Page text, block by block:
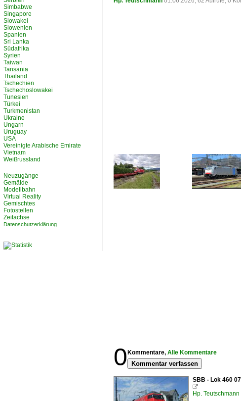
0 Kommentare, Alle Kommentare
Kommentar verfassen
SBB - Lok 460

Hp. Teutschmann
Simbabwe
Singapore
Slowakei
Slowenien
Spanien
Sri Lanka
Südafrika
Syrien
Taiwan
Tansania
Thailand
Tschechien
Tschechoslowakei
Tunesien
Türkei
Turkmenistan
Ukraine
Ungarn
Uruguay
USA
Vereinigte Arabische Emirate
Vietnam
Weißrussland
Neuzugänge
Gemälde
Modellbahn
Virtual Reality
Gemischtes
Fotostellen
Zeitachse
Datenschutzerklärung